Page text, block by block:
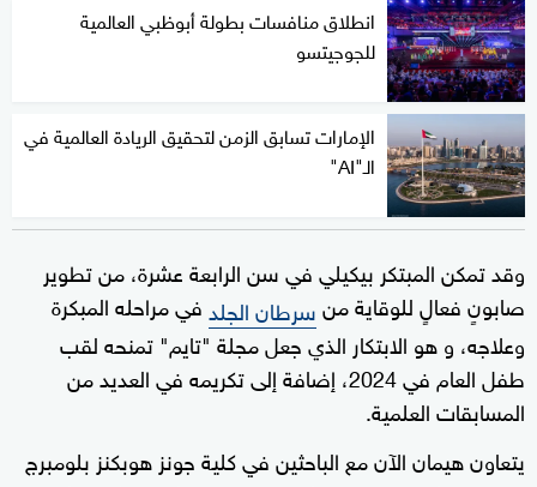
انطلاق منافسات بطولة أبوظبي العالمية
للجوجيتسو
الإمارات تسابق الزمن لتحقيق الريادة العالمية في
الـ"AI"
وقد تمكن المبتكر بيكيلي في سن الرابعة عشرة، من تطوير
صابونٍ فعالٍ للوقاية منسرطان الجلدفي مراحله المبكرة
وعلاجه، و هو الابتكار الذي جعل مجلة "تايم" تمنحه لقب
طفل العام في 2024، إضافة إلى تكريمه في العديد من
المسابقات العلمية.
يتعاون هيمان الآن مع الباحثين في كلية جونز هوبكنز بلومبرج